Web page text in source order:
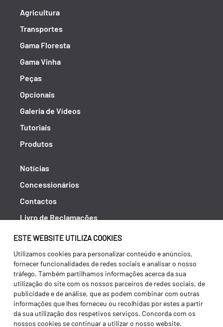
ESTE WEBSITE UTILIZA COOKIES
Utilizamos cookies para personalizar conteúdo e anúncios,
fornecer funcionalidades de redes sociais e analisar o nosso
tráfego. Também partilhamos informações acerca da sua
utilização do site com os nossos parceiros de redes sociais, de
publicidade e de análise, que as podem combinar com outras
informações que lhes forneceu ou recolhidas por estes a partir
da sua utilização dos respetivos serviços. Concorda com os
nossos cookies se continuar a utilizar o nosso website.
Agricultura
Transportes
Gama Floresta
Gama Vinha
Peças
Opcionais
Galeria de Vídeos
Tutoriais
Produtos
Notícias
Concessionários
Contactos
Livro de Reclamações
Política de Privacidade
Canal de Denúncias (RGPC)
Termos e condições